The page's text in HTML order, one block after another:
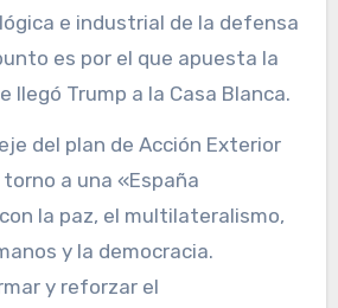
e industrial de la defensa
es por el que apuesta la
llegó Trump a la Casa Blanca.
del plan de Acción Exterior
a una «España
la paz, el multilateralismo,
y la democracia.
y reforzar el